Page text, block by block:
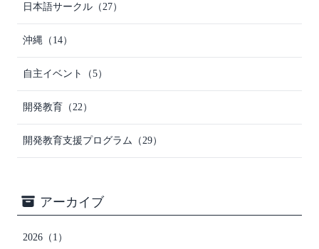
日本語サークル （27）
沖縄 （14）
自主イベント （5）
開発教育 （22）
開発教育支援プログラム （29）
アーカイブ
2026 （1）